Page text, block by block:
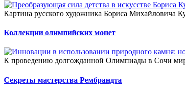
Картина русского художника Бориса Михайловича
Коллекции олимпийских монет
К проведению долгожданной Олимпиады в Сочи мир
Секреты мастерства Рембрандта